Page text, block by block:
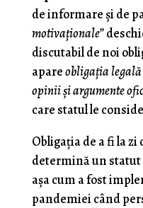
de informare şi de
motivaţionale”
discutabil de noi
apareobligaţia legală
opinii şi argumente
care statul le
Obligaţia de a fi la
determină un
aşa cum a fost
pandemiei când